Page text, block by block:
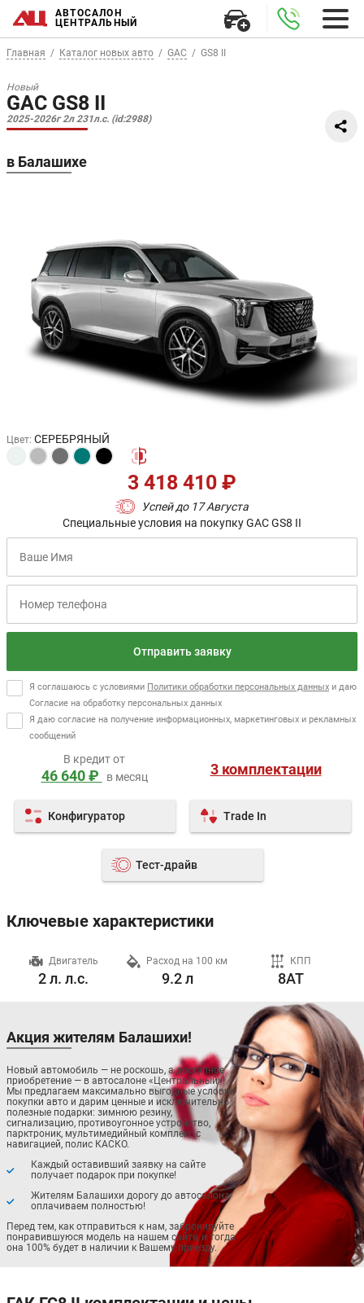
АВТОСАЛОН
ЦЕНТРАЛЬНЫЙ
Главная Каталог новых авто GAC GS8 II
Новый
GAC GS8 II
2025-2026г 2л 231л.с. (id:2988)
в Балашихе
Цвет: СЕРЕБРЯНЫЙ
Успей до 17 Августа
3 418 410 ₽
Специальные условия на покупку GAC GS8 II
Отправить заявку
Я соглашаюсь с условиями Политики обработки персональных данных и даю
Согласие на обработку персональных данных
Я даю согласие на получение информационных, маркетинговых и рекламных
сообщений
3 комплектации
Конфигуратор Trade In
Тест-драйв
В кредит от
46 640 ₽ в месяц
Ключевые характеристики
Двигатель
2 л. л.с.
Расход на 100 км
9.2 л
КПП
8AT
Акция жителям Балашихи!
Новый автомобиль — не роскошь, а доступное
приобретение — в автосалоне «Центральный»!
Мы предлагаем максимально выгодные условия
покупки авто и дарим ценные и исключительно
полезные подарки: зимнюю резину,
сигнализацию, противоугонное устройство,
парктроник, мультимедийный комплекс с
навигацией, полис КАСКО.
Каждый оставивший заявку на сайте
получает подарок при покупке!
Жителям Балашихи дорогу до автосалона
оплачиваем полностью!
Перед тем, как отправиться к нам, забронируйте
понравившуюся модель на нашем сайте, и тогда
она 100% будет в наличии к Вашему приезду.